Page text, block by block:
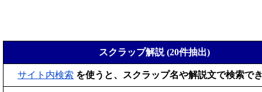
スクラップ解説 (20件抽出)
サイト内検索 を使うと、スクラップ名や解説文で検索で